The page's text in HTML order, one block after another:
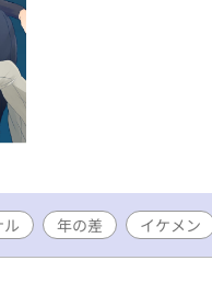
ル 年の差 イケメン